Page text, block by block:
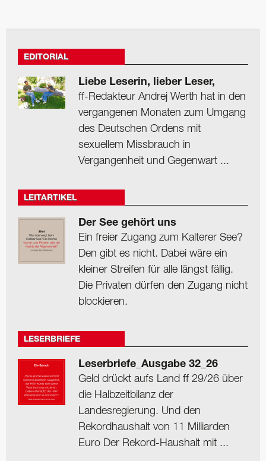
EDITORIAL
Liebe Leserin, lieber Leser,
ff-Redakteur Andrej Werth hat in den
vergangenen Monaten zum Umgang
des Deutschen Ordens mit
sexuellem Missbrauch in
Vergangenheit und Gegenwart ...
LEITARTIKEL
Der See gehört uns
Ein freier Zugang zum Kalterer See?
Den gibt es nicht. Dabei wäre ein
kleiner Streifen für alle längst fällig.
Die Privaten dürfen den Zugang nicht
blockieren.
LESERBRIEFE
Leserbriefe_Ausgabe 32_26
Geld drückt aufs Land ff 29/26 über
die Halbzeitbilanz der
Landesregierung. Und den
Rekordhaushalt von 11 Milliarden
Euro Der Rekord-Haushalt mit ...